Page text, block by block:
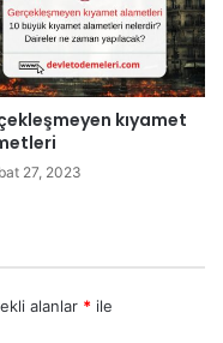
kıyamet
27, 2023
alanlar * ile